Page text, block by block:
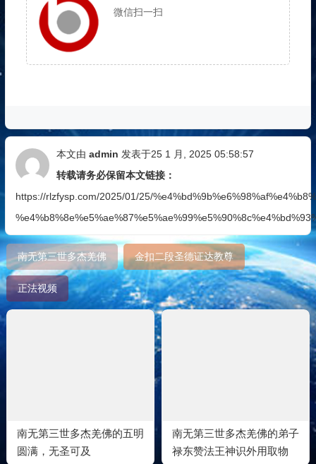
微信扫一扫
本文由 admin 发表于25 1 月, 2025 05:58:57
转载请务必保留本文链接：
https://rlzfysp.com/2025/01/25/
南无第三世多杰羌佛 金扣二段圣德证达教尊
正法视频
南无第三世多杰羌佛的五明
圆满，无圣可及
南无第三世多杰羌佛的弟子
禄东赞法王神识外用取物